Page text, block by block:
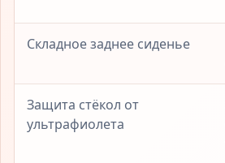
Складное заднее сиденье
Защита стёкол от
ультрафиолета